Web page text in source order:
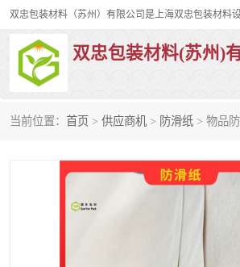
双忠包装材料(苏州)
当前位置： 首页 > 供应商机 > 防滑纸 > 物品
裹包网兜 纤维打
充气袋
缠绕膜